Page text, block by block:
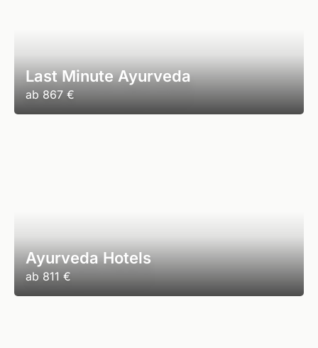
Last Minute Ayurveda
ab 867 €
Ayurveda Hotels
ab 811 €